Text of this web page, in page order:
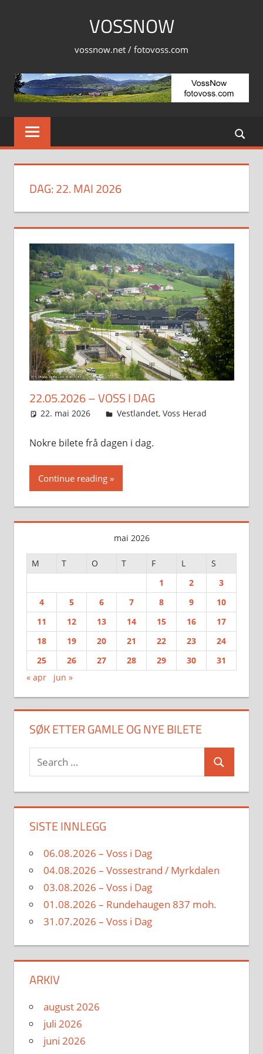
VOSSNOW
vossnow.net / fotovoss.com
DAG:22. MAI 2026
22.05.2026 – VOSS I DAG
22. mai 2026 Svein
Vestlandet, Voss Herad
Nokre bilete frå dagen i dag.
Continue reading
mai 2026
M T O T F L
S
1
2
3
4
5 6 7 8 9
10
11
12 13 14 15 16
17
18
19 20 21 22 23
24
25
26 27 28 29 30
31
« apr
jun »
SØK ETTER GAMLE OG NYE BILETE
Search
for:
Search
SISTE INNLEGG
06.08.2026 – Voss i Dag
04.08.2026 – Vossestrand / Myrkdalen
03.08.2026 – Voss i Dag
01.08.2026 – Rundehaugen 837 moh.
31.07.2026 – Voss i Dag
ARKIV
august 2026
juli 2026
juni 2026